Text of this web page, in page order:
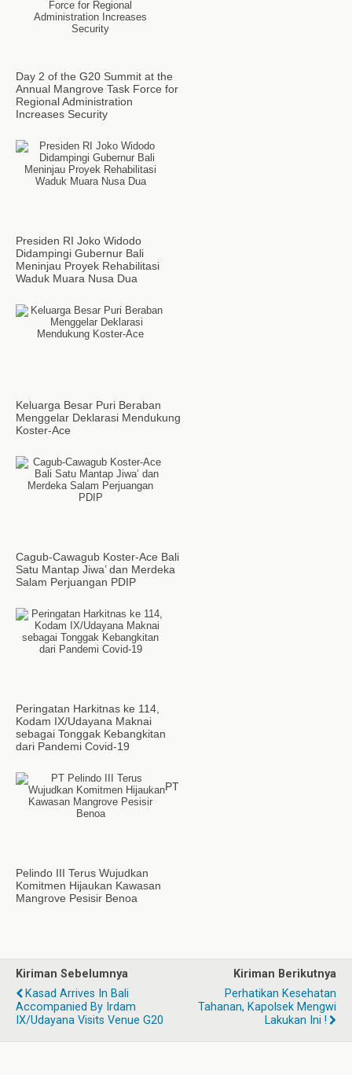
Day 2 of the G20 Summit at the
Annual Mangrove Task Force for
Regional Administration
Increases Security
Presiden RI Joko Widodo
Didampingi Gubernur Bali
Meninjau Proyek Rehabilitasi
Waduk Muara Nusa Dua
Keluarga Besar Puri Beraban
Menggelar Deklarasi Mendukung
Koster-Ace
Cagub-Cawagub Koster-Ace Bali
Satu Mantap Jiwa’ dan Merdeka
Salam Perjuangan PDIP
Peringatan Harkitnas ke 114,
Kodam IX/Udayana Maknai
sebagai Tonggak Kebangkitan
dari Pandemi Covid-19
PT
Pelindo III Terus Wujudkan
Komitmen Hijaukan Kawasan
Mangrove Pesisir Benoa
Kiriman Sebelumnya
Kasad Arrives In Bali
Accompanied By Irdam
IX/Udayana Visits Venue G20
Kiriman Berikutnya
Perhatikan Kesehatan
Tahanan, Kapolsek Mengwi
Lakukan Ini !